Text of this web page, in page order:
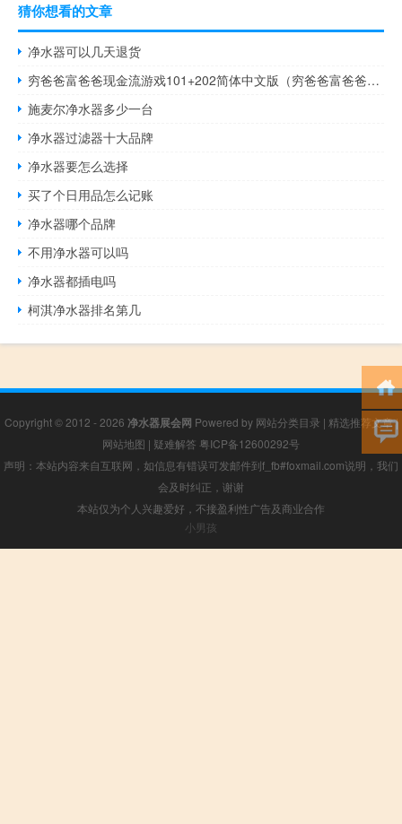
猜你想看的文章
净水器可以几天退货
穷爸爸富爸爸现金流游戏101+202简体中文版（穷爸爸富爸爸现金流游戏101+202简体中文版功能简介）
施麦尔净水器多少一台
净水器过滤器十大品牌
净水器要怎么选择
买了个日用品怎么记账
净水器哪个品牌
不用净水器可以吗
净水器都插电吗
柯淇净水器排名第几
Copyright © 2012 - 2026 净水器展会网 Powered by 网站分类目录 | 精选推荐文章|
网站地图 | 疑难解答 粤ICP备12600292号
声明：本站内容来自互联网，如信息有错误可发邮件到f_fb#foxmail.com说明，我们
会及时纠正，谢谢
本站仅为个人兴趣爱好，不接盈利性广告及商业合作
小男孩